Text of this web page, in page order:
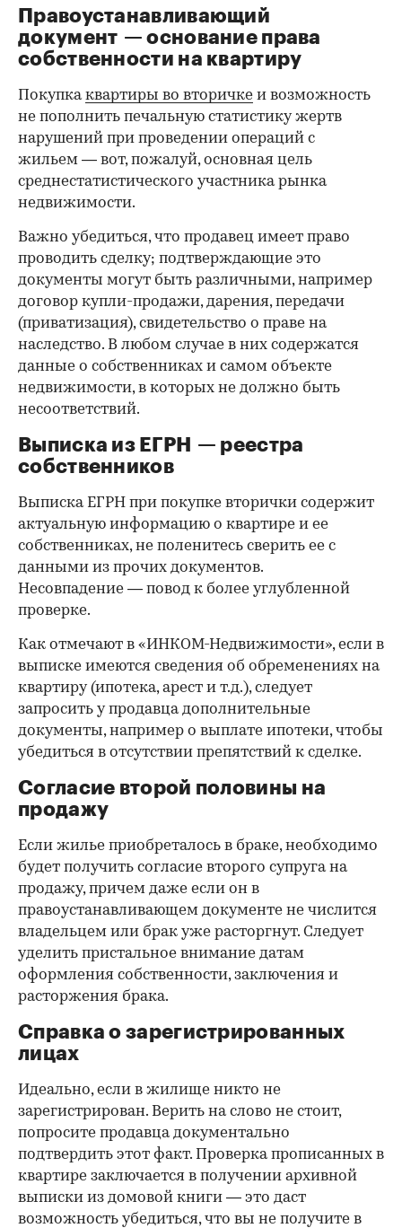
00:00 / 00:00
Правоустанавливающий
документ — основание права
собственности на квартиру
Покупкаквартиры во вторичке и возможность
не пополнить печальную статистику жертв
нарушений при проведении операций с
жильем — вот, пожалуй, основная цель
среднестатистического участника рынка
недвижимости.
Важно убедиться, что продавец имеет право
проводить сделку; подтверждающие это
документы могут быть различными, например
договор купли-продажи, дарения, передачи
(приватизация), свидетельство о праве на
наследство. В любом случае в них содержатся
данные о собственниках и самом объекте
недвижимости, в которых не должно быть
несоответствий.
Выписка из ЕГРН — реестра
собственников
Выписка ЕГРН при покупке вторички содержит
актуальную информацию о квартире и ее
собственниках, не поленитесь сверить ее с
данными из прочих документов.
Несовпадение — повод к более углубленной
проверке.
Как отмечают в «ИНКОМ-Недвижимости», если в
выписке имеются сведения об обременениях на
квартиру (ипотека, арест и т.д.), следует
запросить у продавца дополнительные
документы, например о выплате ипотеки, чтобы
убедиться в отсутствии препятствий к сделке.
Согласие второй половины на
продажу
Если жилье приобреталось в браке, необходимо
будет получить согласие второго супруга на
продажу, причем даже если он в
правоустанавливающем документе не числится
владельцем или брак уже расторгнут. Следует
уделить пристальное внимание датам
оформления собственности, заключения и
расторжения брака.
Справка о зарегистрированных
лицах
Идеально, если в жилище никто не
зарегистрирован. Верить на слово не стоит,
попросите продавца документально
подтвердить этот факт. Проверка прописанных в
квартире заключается в получении архивной
выписки из домовой книги — это даст
возможность убедиться, что вы не получите в